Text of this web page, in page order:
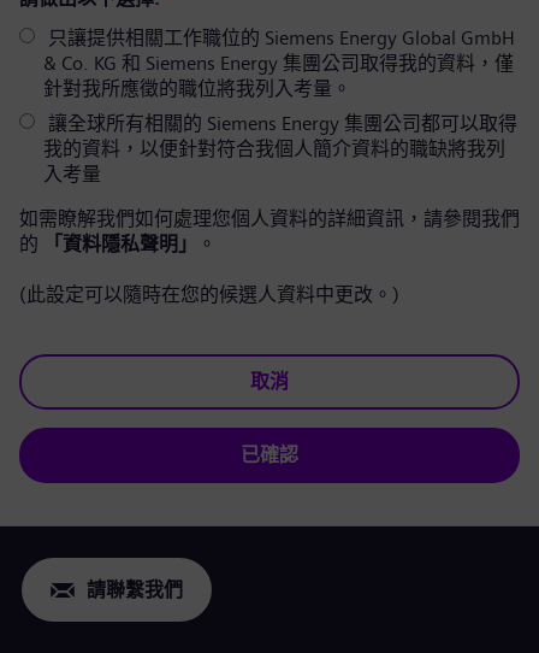
只讓提供相關工作職位的 Siemens Energy Global GmbH
& Co. KG 和 Siemens Energy 集團公司取得我的資料，僅
針對我所應徵的職位將我列入考量。
讓全球所有相關的 Siemens Energy 集團公司都可以取得
我的資料，以便針對符合我個人簡介資料的職缺將我列
入考量
如需瞭解我們如何處理您個人資料的詳細資訊，請參閱我們
的
「資料隱私聲明」 。
(此設定可以隨時在您的候選人資料中更改。)
取消
已確認
請聯繫我們